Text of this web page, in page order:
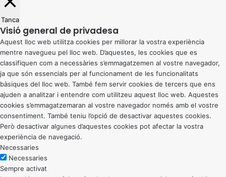
Tanca
Visió general de privadesa
Aquest lloc web utilitza cookies per millorar la vostra experiència
mentre navegueu pel lloc web. D’aquestes, les cookies que es
classifiquen com a necessàries s’emmagatzemen al vostre navegador,
ja que són essencials per al funcionament de les funcionalitats
bàsiques del lloc web. També fem servir cookies de tercers que ens
ajuden a analitzar i entendre com utilitzeu aquest lloc web. Aquestes
cookies s’emmagatzemaran al vostre navegador només amb el vostre
consentiment. També teniu l’opció de desactivar aquestes cookies.
Però desactivar algunes d’aquestes cookies pot afectar la vostra
experiència de navegació.
Necessaries
Necessaries
Sempre activat